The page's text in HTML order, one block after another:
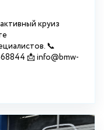
круиз
📞
📩 info@bmw-